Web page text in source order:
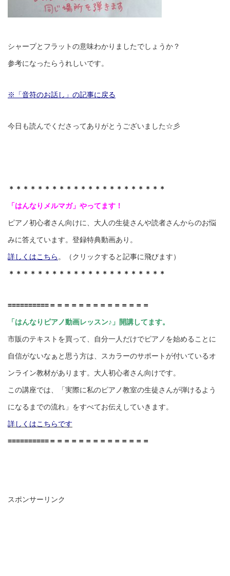
シャープとフラットの意味わかりましたでしょうか？
参考になったらうれしいです。
※「音符のお話し」の記事に戻る
今日も読んでくださってありがとうございました☆彡
＊＊＊＊＊＊＊＊＊＊＊＊＊＊＊＊＊＊＊＊＊＊
「はんなりメルマガ」やってます！
ピアノ初心者さん向けに、大人の生徒さんや読者さんからのお悩
みに答えています。登録特典動画あり。
詳しくはこちら 。（クリックすると記事に飛びます）
＊＊＊＊＊＊＊＊＊＊＊＊＊＊＊＊＊＊＊＊＊＊
==========＝＝＝＝＝＝＝＝＝＝＝＝＝＝
「はんなりピアノ動画レッスン♪」開講してます。
市販のテキストを買って、自分一人だけでピアノを始めることに
自信がないなぁと思う方は、スカラーのサポートが付いているオ
ンライン教材があります。大人初心者さん向けです。
この講座では、「実際に私のピアノ教室の生徒さんが弾けるよう
になるまでの流れ」をすべてお伝えしていきます。
詳しくはこちらです
==========＝＝＝＝＝＝＝＝＝＝＝＝＝＝
スポンサーリンク